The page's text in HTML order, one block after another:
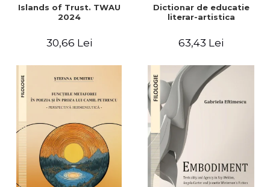
Islands of Trust. TWAU
2024
30,66 Lei
Dictionar de educatie
literar-artistica
63,43 Lei